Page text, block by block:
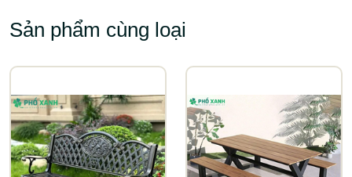
Sản phẩm cùng loại